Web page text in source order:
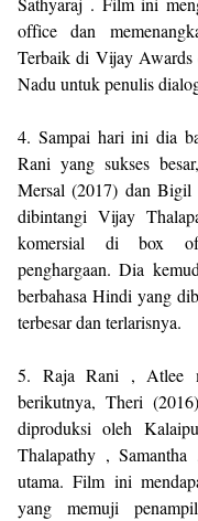
office dan
Terbaik di Vijay Awards
Nadu untuk penulis
4. Sampai hari ini dia
Rani yang sukses
Mersal (2017) dan Bigil
dibintangi Vijay
komersial di box
penghargaan. Dia
berbahasa Hindi yang
terbesar dan terlarisnya.
5. Raja Rani , Atlee
berikutnya, Theri
diproduksi oleh
Thalapathy ,
utama. Film ini
yang memuji